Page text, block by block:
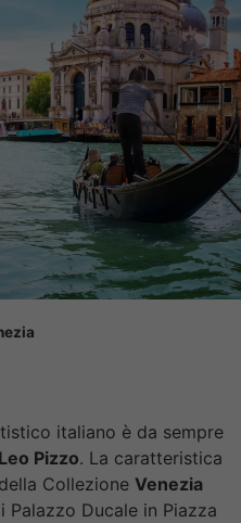
italiano è da sempre
Leo Pizzo. La caratteristica
Collezione Venezia
Ducale in Piazza